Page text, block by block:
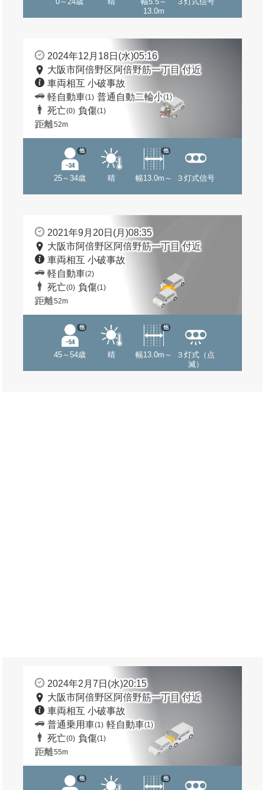
13.0m
2024年12月18日(水)05:16
大阪市阿倍野区阿倍野筋一丁目 付近
車両相互 小破事故
軽自動車(1) 普通自動二輪小(1)
死亡(0) 負傷(1)
距離52m
25～34歳
他
晴 幅13.0m～
他
３灯式信号
2021年9月20日(月)08:35
大阪市阿倍野区阿倍野筋一丁目 付近
車両相互 小破事故
軽自動車(2)
死亡(0) 負傷(1)
距離52m
45～54歳
他
晴 幅13.0m～
他
３灯式（点
滅）
2024年2月7日(水)20:15
大阪市阿倍野区阿倍野筋一丁目 付近
車両相互 小破事故
普通乗用車(1) 軽自動車(1)
死亡(0) 負傷(1)
距離55m
他 他